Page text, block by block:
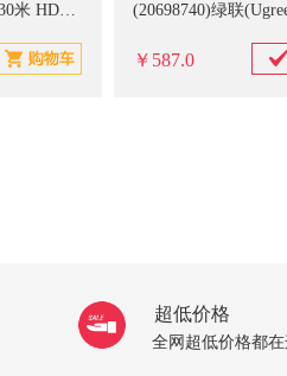
(20698741)绿联(Ugreen) 40108 30米 HDMI线(单位：条)
￥587.0
超低价格
全网超低价格都